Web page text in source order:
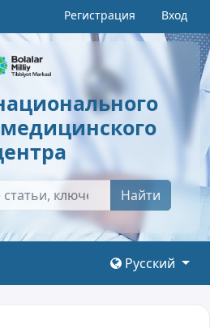
Регистрация Вход
Найти
Русский